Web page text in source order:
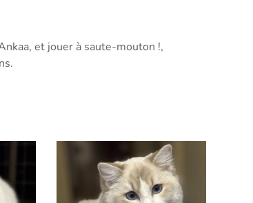
et jouer à saute-mouton !,